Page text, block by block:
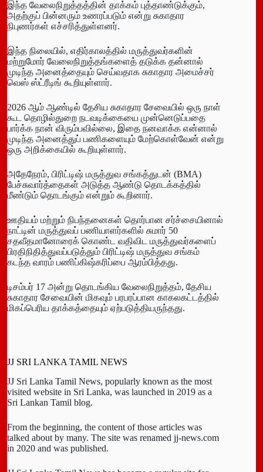
இந்த வேலைநிறுத்தத்தின் தாக்கம் புத்தாண்டுக்கும்,
அதற்குப் பின்னரும் உணரப்படும் என்று சுகாதார
நிபுணர்கள் எச்சரித்துள்ளனர்.
இந்த நிலையில், எதிர்காலத்தில் மருத்துவர்களின்
மற்றுமோர் வேலைநிறுத்தங்களைத் தடுக்க தன்னால்
முடிந்த அனைத்தையும் செய்வதாக சுகாதார அமைச்சர்
வெஸ் ஸ்ட்ரீடிங் கூறியுள்ளார்.
2026 ஆம் ஆண்டில் தேசிய சுகாதார சேவையில் ஒரு நாள்
கூட தொழில்துறை நடவடிக்கையை முன்னெடுப்பதை
பார்க்க நான் விரும்பவில்லை, இதை நனவாக்க என்னால்
முடிந்த அனைத்துப் பணிகளையும் மேற்கொள்வேன் என்று
ஒரு அறிக்கையில் கூறியுள்ளார்.
அதேநேரம், பிரிட்டிஷ் மருத்துவ சங்கத்துடன் (BMA)
பேச்சுவார்த்தைகள் அடுத்த ஆண்டு தொடக்கத்தில்
மீண்டும் தொடங்கும் என்றும் கூறினார்.
ஊதியம் மற்றும் நிபந்தனைகள் தொர்பான சர்ச்சையினால்
நாட்டின் மருத்துவப் பணியாளர்களில் சுமார் 50
சதவீதமானோரைக் கொண்ட வதிவிட மருத்துவர்களைப்
பிரதிநிதித்துவப்படுத்தும் பிரிட்டிஷ் மருத்துவ சங்கம்
கடந்த வாரம் பணிப்கிஷ்கரிப்பை ஆரம்பித்தது.
டிசம்பர் 17 அன்று தொடங்கிய வேலைநிறுத்தம், தேசிய
சுகாதார சேவையின் மிகவும் பரபரப்பான காகலகட்டத்தில்
மிகப்பெரிய தாக்கத்தையும் ஏற்படுத்தியருந்தது.
JJ SRI LANKA TAMIL NEWS
JJ Sri Lanka Tamil News, popularly known as the most
visited website in Sri Lanka, was launched in 2019 as a
Sri Lankan Tamil blog.
From the beginning, the content of those articles was
talked about by many. The site was renamed jj-news.com
in 2020 and was published.